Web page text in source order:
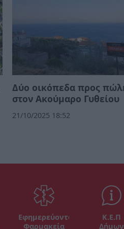
Δύο οικόπεδα προς
στον Ακούμαρο Γυθείου
21/10/2025 18:52
Εφημερεύοντα
Φαρμακεία
Κ.Ε.Π
Δήμων